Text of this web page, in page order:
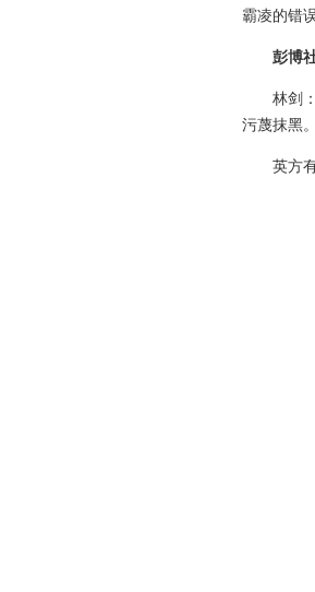
霸凌的错
彭博
林剑
污蔑抹黑。
英方